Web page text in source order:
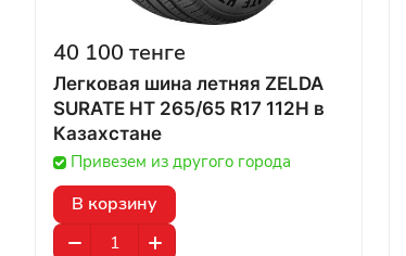
40 100 тенге
Легковая шина летняя ZELDA
SURATE HT 265/65 R17 112H в
Казахстане
Привезем из другого города
В корзину